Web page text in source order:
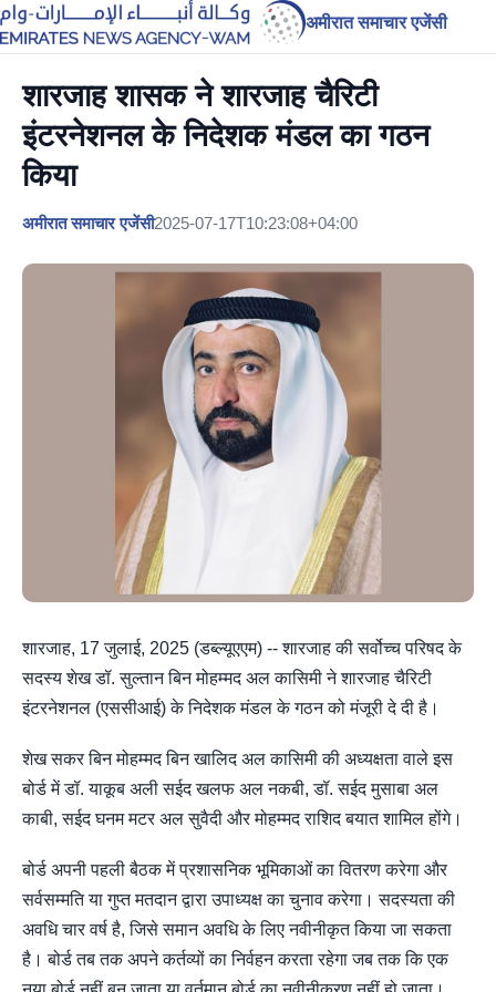
अमीरात समाचार एजेंसी
शारजाह शासक ने शारजाह चैरिटी
इंटरनेशनल के निदेशक मंडल का गठन
किया
अमीरात समाचार एजेंसी2025-07-17T10:23:08+04:00
शारजाह, 17 जुलाई, 2025 (डब्ल्यूएएम) -- शारजाह की सर्वोच्च परिषद के
सदस्य शेख डॉ. सुल्तान बिन मोहम्मद अल कासिमी ने शारजाह चैरिटी
इंटरनेशनल (एससीआई) के निदेशक मंडल के गठन को मंजूरी दे दी है।
शेख सकर बिन मोहम्मद बिन खालिद अल कासिमी की अध्यक्षता वाले इस
बोर्ड में डॉ. याकूब अली सईद खलफ अल नकबी, डॉ. सईद मुसाबा अल
काबी, सईद घनम मटर अल सुवैदी और मोहम्मद राशिद बयात शामिल होंगे।
बोर्ड अपनी पहली बैठक में प्रशासनिक भूमिकाओं का वितरण करेगा और
सर्वसम्मति या गुप्त मतदान द्वारा उपाध्यक्ष का चुनाव करेगा। सदस्यता की
अवधि चार वर्ष है, जिसे समान अवधि के लिए नवीनीकृत किया जा सकता
है। बोर्ड तब तक अपने कर्तव्यों का निर्वहन करता रहेगा जब तक कि एक